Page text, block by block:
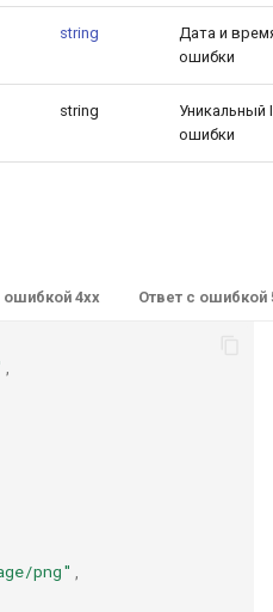
string
Дата и
ошибки
string
Уникальный
ошибки
ошибкой 4xx Ответ с ошибкой
,
png" ,